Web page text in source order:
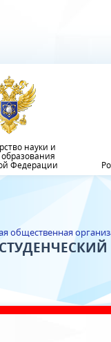
науки и
Федерации
общественная